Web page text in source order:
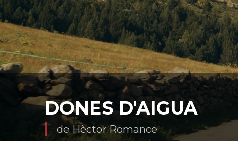
DONES D'AIGUA
de Hèctor Romance